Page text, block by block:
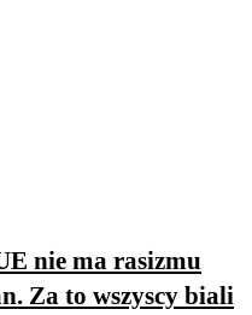
nie ma rasizmu
Za to wszyscy biali